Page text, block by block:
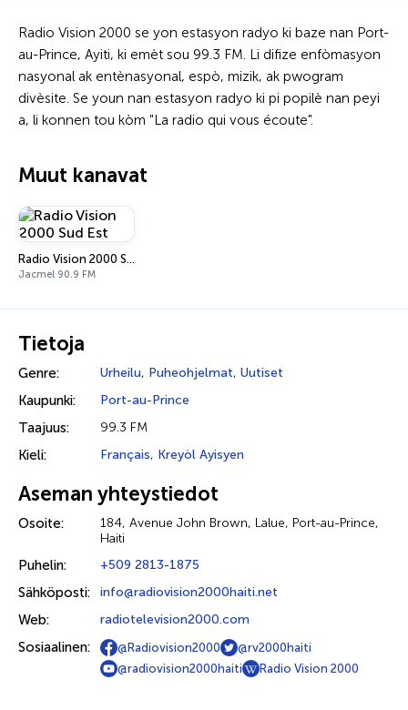
Radio Vision 2000 se yon estasyon radyo ki baze nan Port-
au-Prince, Ayiti, ki emèt sou 99.3 FM. Li difize enfòmasyon
nasyonal ak entènasyonal, espò, mizik, ak pwogram
divèsite. Se youn nan estasyon radyo ki pi popilè nan peyi
a, li konnen tou kòm "La radio qui vous écoute".
Muut kanavat
Radio Vision 2000 Sud Est
Jacmel 90.9 FM
Tietoja
Genre: Urheilu, Puheohjelmat, Uutiset
Kaupunki: Port-au-Prince
Taajuus: 99.3 FM
Kieli: Français, Kreyòl Ayisyen
Aseman yhteystiedot
Osoite:
184, Avenue John Brown, Lalue, Port-au-Prince,
Haiti
Puhelin: +509 2813-1875
Sähköposti: info@radiovision2000haiti.net
Web: radiotelevision2000.com
Sosiaalinen: @Radiovision2000
@rv2000haiti
@radiovision2000haiti
Radio Vision 2000